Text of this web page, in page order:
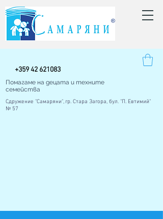
Помагаме на децата и техните
семейства
Сдружение "Самаряни", гр. Стара Загора, бул. "П. Евтимий"
№ 57
+359 42 621083